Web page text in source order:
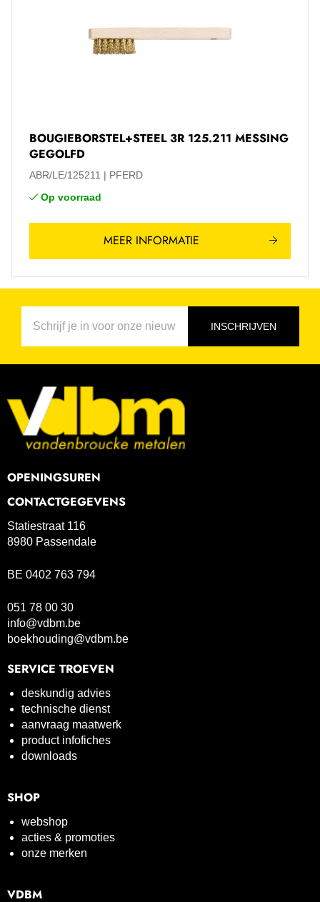
BOUGIEBORSTEL+STEEL 3R 125.211 MESSING
GEGOLFD
ABR/LE/125211
PFERD
Op voorraad
MEER INFORMATIE
INSCHRIJVEN
OPENINGSUREN
CONTACTGEGEVENS
Statiestraat 116
8980 Passendale
BE 0402 763 794
051 78 00 30
info@vdbm.be
boekhouding@vdbm.be
SERVICE TROEVEN
deskundig advies
technische dienst
aanvraag maatwerk
product infofiches
downloads
SHOP
webshop
acties & promoties
onze merken
VDBM